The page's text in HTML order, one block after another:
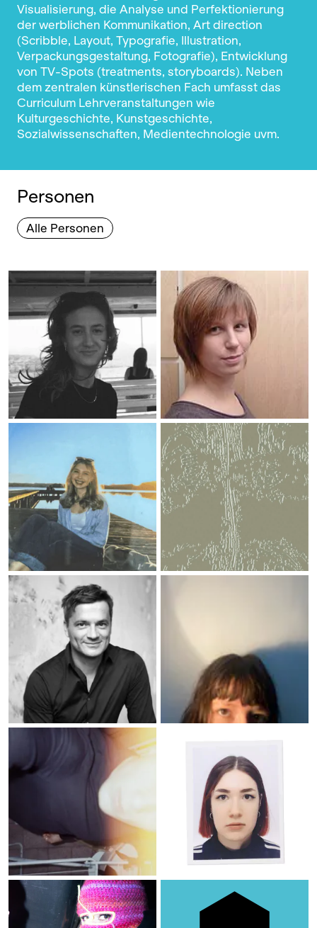
Visualisierung, die Analyse und Perfektionierung
der werblichen Kommunikation, Art direction
(Scribble, Layout, Typografie, Illustration,
Verpackungsgestaltung, Fotografie), Entwicklung
von TV-Spots (treatments, storyboards). Neben
dem zentralen künstlerischen Fach umfasst das
Curriculum Lehrveranstaltungen wie
Kulturgeschichte, Kunstgeschichte,
Sozialwissenschaften, Medientechnologie uvm.
Personen
Alle Personen